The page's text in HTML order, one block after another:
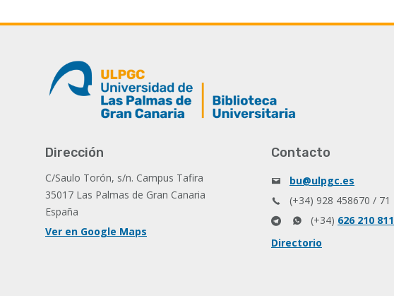
Dirección
C/Saulo Torón, s/n. Campus Tafira
35017 Las Palmas de Gran Canaria
España
Ver en Google Maps
Contacto
bu@ulpgc.es
(+34) 928 458670 / 71
(+34) 626 210 811
Directorio